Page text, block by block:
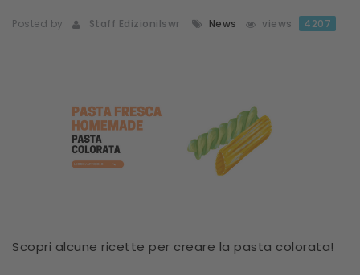
Posted by Staff Edizionilswr News views 4207
Scopri alcune ricette per creare la pasta colorata!